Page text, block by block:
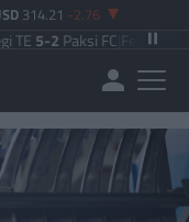
314.21 -2.76
FC|Ferencváros 0-0